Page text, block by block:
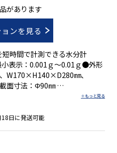
があります
ンを見る
時間で計測できる水分計
表示：0.001ｇ～0.01ｇ●外形
W170×H140×D280㎜、
面寸法：Φ90㎜
度な水分測定用のプロフェッ
日に発送可能